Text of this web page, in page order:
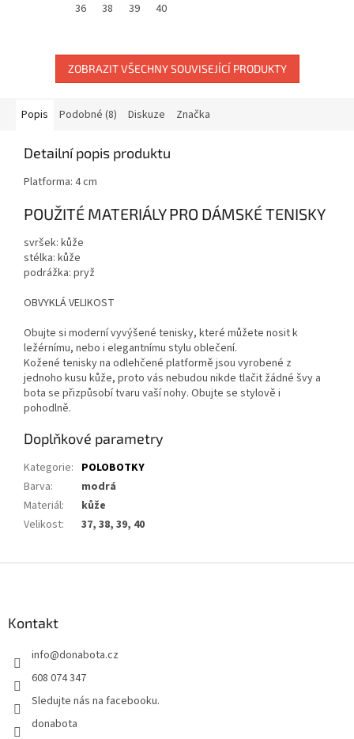
36 38 39 40
ZOBRAZIT VŠECHNY SOUVISEJÍCÍ PRODUKTY
Popis Podobné (8) Diskuze Značka
Detailní popis produktu
Platforma: 4 cm
POUŽITÉ MATERIÁLY PRO DÁMSKÉ TENISKY
svršek: kůže
stélka: kůže
podrážka: pryž
OBVYKLÁ VELIKOST
Obujte si moderní vyvýšené tenisky, které můžete nosit k
ležérnímu, nebo i elegantnímu stylu oblečení.
Kožené tenisky na odlehčené platformě jsou vyrobené z
jednoho kusu kůže, proto vás nebudou nikde tlačit žádné švy a
bota se přizpůsobí tvaru vaší nohy. Obujte se stylově i
pohodlně.
Doplňkové parametry
Kategorie: POLOBOTKY
Barva:
modrá
Materiál:
kůže
Velikost: 37, 38, 39, 40
Kontakt
info@donabota.cz
608 074 347
Sledujte nás na facebooku.
donabota